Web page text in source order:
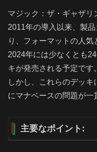
マジック：ザ・ギャザリ
2011年の導入以来、製
り、フォーマットの人気
2024年には少なくとも
キが発売される予定です。
しかし、これらのデッ
にマナベースの問題が一
主要なポイント: